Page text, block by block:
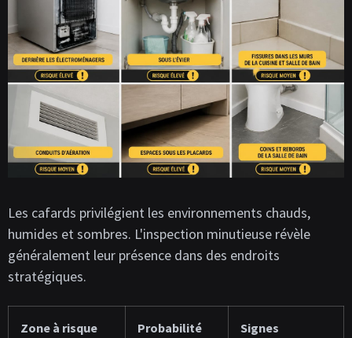
Les cafards privilégient les environnements chauds,
humides et sombres. L'inspection minutieuse révèle
généralement leur présence dans des endroits
stratégiques.
Zone à risque
Probabilité
Signes